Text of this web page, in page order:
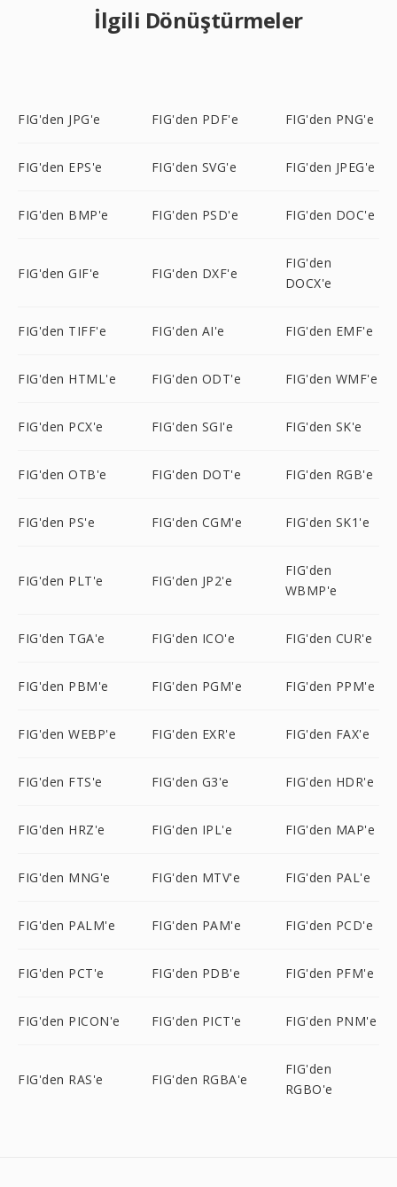
İlgili Dönüştürmeler
FIG'den JPG'e FIG'den PDF'e FIG'den PNG'e
FIG'den EPS'e FIG'den SVG'e FIG'den JPEG'e
FIG'den BMP'e FIG'den PSD'e FIG'den DOC'e
FIG'den GIF'e FIG'den DXF'e
FIG'den
DOCX'e
FIG'den TIFF'e FIG'den AI'e FIG'den EMF'e
FIG'den HTML'e FIG'den ODT'e FIG'den WMF'e
FIG'den PCX'e FIG'den SGI'e FIG'den SK'e
FIG'den OTB'e FIG'den DOT'e FIG'den RGB'e
FIG'den PS'e FIG'den CGM'e FIG'den SK1'e
FIG'den PLT'e FIG'den JP2'e
FIG'den
WBMP'e
FIG'den TGA'e FIG'den ICO'e FIG'den CUR'e
FIG'den PBM'e FIG'den PGM'e FIG'den PPM'e
FIG'den WEBP'e FIG'den EXR'e FIG'den FAX'e
FIG'den FTS'e FIG'den G3'e FIG'den HDR'e
FIG'den HRZ'e FIG'den IPL'e FIG'den MAP'e
FIG'den MNG'e FIG'den MTV'e FIG'den PAL'e
FIG'den PALM'e FIG'den PAM'e FIG'den PCD'e
FIG'den PCT'e FIG'den PDB'e FIG'den PFM'e
FIG'den PICON'e FIG'den PICT'e FIG'den PNM'e
FIG'den RAS'e FIG'den RGBA'e
FIG'den
RGBO'e